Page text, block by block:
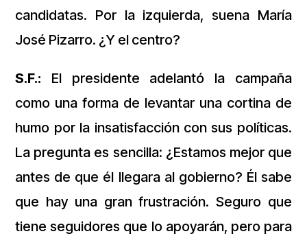
candidatas. Por la izquierda, suena María
José Pizarro. ¿Y el centro?
S.F.: El presidente adelantó la campaña
como una forma de levantar una cortina de
humo por la insatisfacción con sus políticas.
La pregunta es sencilla: ¿Estamos mejor que
antes de que él llegara al gobierno? Él sabe
que hay una gran frustración. Seguro que
tiene seguidores que lo apoyarán, pero para